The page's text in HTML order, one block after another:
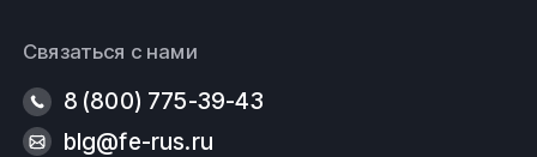
Связаться с нами
8 (800) 775-39-43
blg@fe-rus.ru